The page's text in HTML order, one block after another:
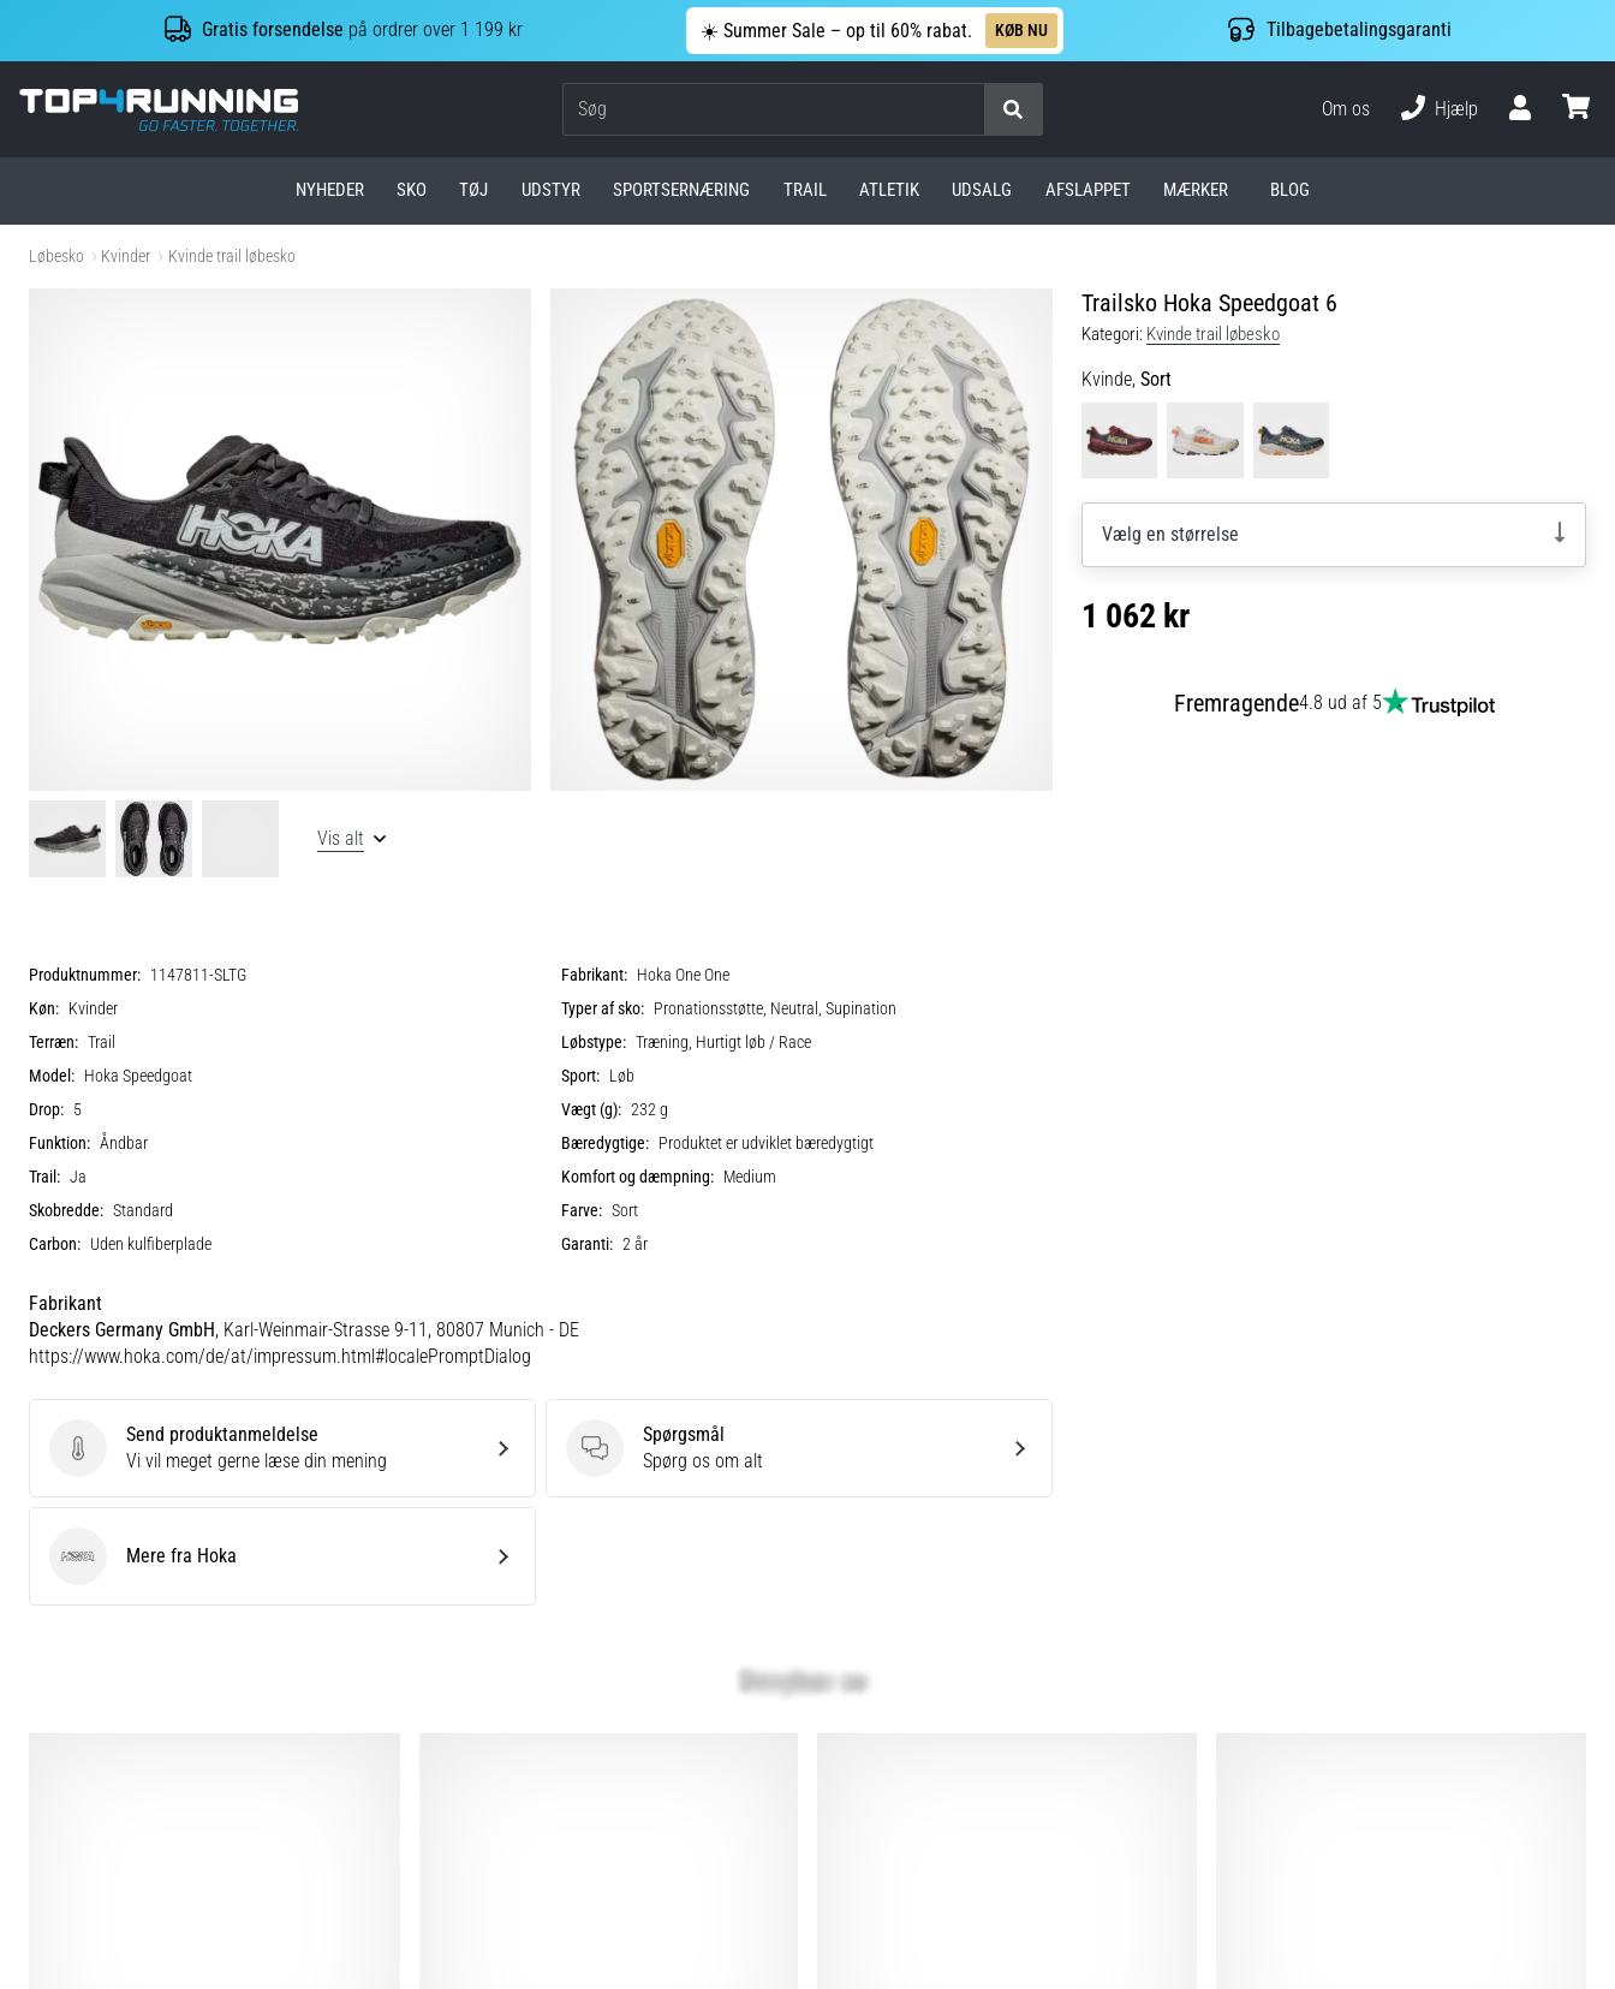
Gratis forsendelse på ordrer over 1 199 kr ☀️ Summer Sale – op til 60% rabat. KØB NU Tilbagebetalingsgaranti
Top4Running.dk
Om os
Hjælp
NYHEDER SKO TØJ UDSTYR SPORTSERNÆRING TRAIL ATLETIK UDSALG AFSLAPPET MÆRKER BLOG
Løbesko Kvinder Kvinde trail løbesko
Trailsko Hoka Speedgoat 6
Kategori: Kvinde trail løbesko
Kvinde, Sort
Vælg en størrelse
1 062 kr
Fremragende4.8 ud af 5
Vis alt
Produktnummer: 1147811-SLTG Fabrikant: Hoka One One
Køn: Kvinder Typer af sko: Pronationsstøtte, Neutral, Supination
Terræn: Trail Løbstype: Træning, Hurtigt løb / Race
Model: Hoka Speedgoat Sport: Løb
Drop: 5 Vægt (g): 232 g
Funktion: Åndbar Bæredygtige: Produktet er udviklet bæredygtigt
Trail: Ja Komfort og dæmpning: Medium
Skobredde: Standard Farve: Sort
Carbon: Uden kulfiberplade Garanti: 2 år
Fabrikant
Deckers Germany GmbH, Karl-Weinmair-Strasse 9-11, 80807 Munich - DE
https://www.hoka.com/de/at/impressum.html#localePromptDialog
Send produktanmeldelse
Send produktanmeldelse
Vi vil meget gerne læse din mening
Spørgsmål
Spørgsmål
Spørg os om alt
Hoka Mere fra Hoka